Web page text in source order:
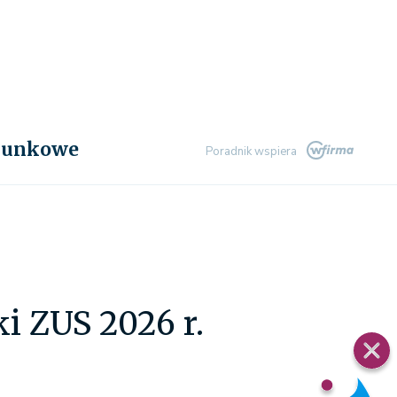
Poradnik wspiera
ZUS 2026 r.